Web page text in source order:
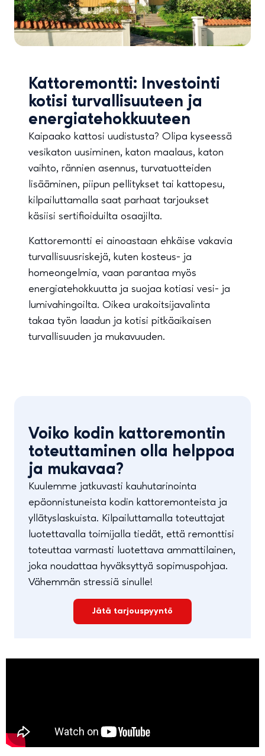
Kattoremontti: Investointi
kotisi turvallisuuteen ja
energiatehokkuuteen
Kaipaako kattosi uudistusta? Olipa kyseessä
vesikaton uusiminen, katon maalaus, katon
vaihto, rännien asennus, turvatuotteiden
lisääminen, piipun pellitykset tai kattopesu,
kilpailuttamalla saat parhaat tarjoukset
käsiisi sertifioiduilta osaajilta.
Kattoremontti ei ainoastaan ehkäise vakavia
turvallisuusriskejä, kuten kosteus- ja
homeongelmia, vaan parantaa myös
energiatehokkuutta ja suojaa kotiasi vesi- ja
lumivahingoilta. Oikea urakoitsijavalinta
takaa työn laadun ja kotisi pitkäaikaisen
turvallisuuden ja mukavuuden.
Voiko kodin kattoremontin
toteuttaminen olla helppoa
ja mukavaa?
Kuulemme jatkuvasti kauhutarinointa
epäonnistuneista kodin kattoremonteista ja
yllätyslaskuista. Kilpailuttamalla toteuttajat
luotettavalla toimijalla tiedät, että remonttisi
toteuttaa varmasti luotettava ammattilainen,
joka noudattaa hyväksyttyä sopimuspohjaa.
Vähemmän stressiä sinulle!
Jätä tarjouspyyntö